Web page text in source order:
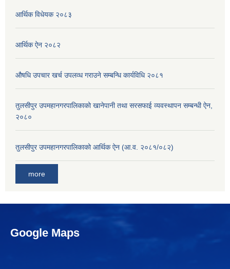
आर्थिक विधेयक २०८३
आर्थिक ऐन २०८२
औषधि उपचार खर्च उपलव्ध गराउने सम्बन्धि कार्यविधि २०८१
तुलसीपुर उपमहानगरपालिकाको खानेपानी तथा सरसफाई व्यवस्थापन सम्बन्धी ऐन,
२०८०
तुलसीपुर उपमहानगरपालिकाको आर्थिक ऐन (आ.व. २०८१/०८२)
more
Google Maps